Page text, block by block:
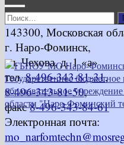
Найти:
143300, Московская
г. Наро-Фоминск,
ул. Чехова, д. 1 «а»
тел.8-496-343-81-31,
8-496-343-81-50,
факс8-496-343-84-61
Электронная почта: